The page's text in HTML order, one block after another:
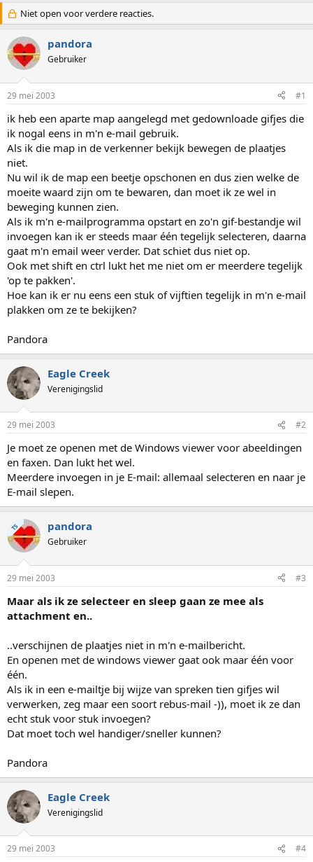
d
e
r
w
e
s
t
a
r
t
e
r
a
r
t
d
a
m
Niet open voor verdere reacties.
pandora
Gebruiker
29 mei 2003 #1
ik heb een aparte map aangelegd met gedownloade gifjes die
ik nogal eens in m'n e-mail gebruik.
Als ik die map in de verkenner bekijk bewegen de plaatjes
niet.
Nu wil ik de map een beetje opschonen en dus zien welke de
moeite waard zijn om te bewaren, dan moet ik ze wel in
beweging kunnen zien.
Als ik m'n e-mailprogramma opstart en zo'n gif-bestandje wil
invoegen kan ik er steeds maar één tegelijk selecteren, daarna
gaat m'n email weer verder. Dat schiet dus niet op.
Ook met shift en ctrl lukt het me niet om er meerdere tegelijk
'op te pakken'.
Hoe kan ik er nu eens een stuk of vijftien tegelijk in m'n e-mail
plakken om ze te bekijken?
Pandora
Eagle Creek
Verenigingslid
29 mei 2003 #2
Je moet ze openen met de Windows viewer voor abeeldingen
en faxen. Dan lukt het wel.
Meerdere invoegen in je E-mail: allemaal selecteren en naar je
E-mail slepen.
TS pandora
Gebruiker
29 mei 2003 #3
Maar als ik ze selecteer en sleep gaan ze mee als
attachment en..
..verschijnen de plaatjes niet in m'n e-mailbericht.
En openen met de windows viewer gaat ook maar één voor
één.
Als ik in een e-mailtje bij wijze van spreken tien gifjes wil
verwerken, zeg maar een soort rebus-mail -)), moet ik ze dan
echt stuk voor stuk invoegen?
Dat moet toch wel handiger/sneller kunnen?
Pandora
Eagle Creek
Verenigingslid
29 mei 2003 #4